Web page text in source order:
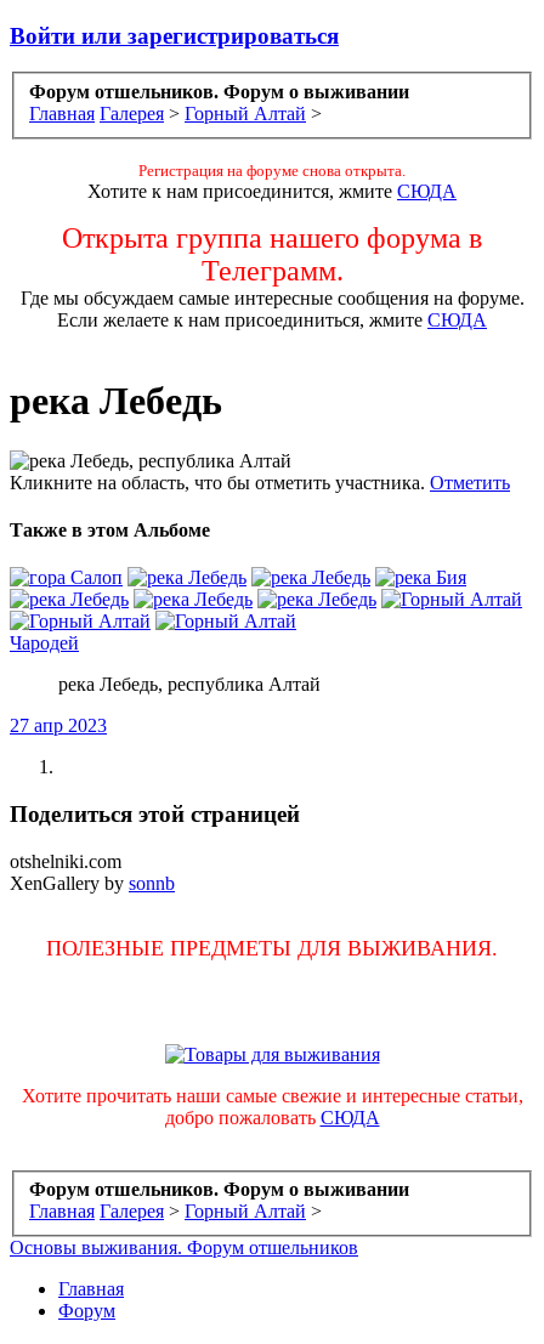
Войти или зарегистрироваться
Форум отшельников. Форум о выживании
Главная Галерея > Горный Алтай >
Регистрация на форуме снова открыта.
Хотите к нам присоединится, жмите СЮДА
Открыта группа нашего форума в
Телеграмм.
Где мы обсуждаем самые интересные сообщения на форуме.
Если желаете к нам присоединиться, жмите СЮДА
река Лебедь
Кликните на область, что бы отметить участника. Отметить
Также в этом Альбоме
Чародей
река Лебедь, республика Алтай
27 апр 2023
Поделиться этой страницей
otshelniki.com
XenGallery by sonnb
ПОЛЕЗНЫЕ ПРЕДМЕТЫ ДЛЯ ВЫЖИВАНИЯ.
Хотите прочитать наши самые свежие и интересные статьи,
добро пожаловать СЮДА
Форум отшельников. Форум о выживании
Главная Галерея > Горный Алтай >
Основы выживания. Форум отшельников
Главная
Форум